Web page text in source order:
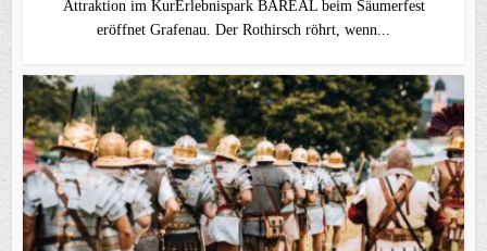
Attraktion im KurErlebnispark BÄREAL beim Säumerfest
eröffnet Grafenau. Der Rothirsch röhrt, wenn...